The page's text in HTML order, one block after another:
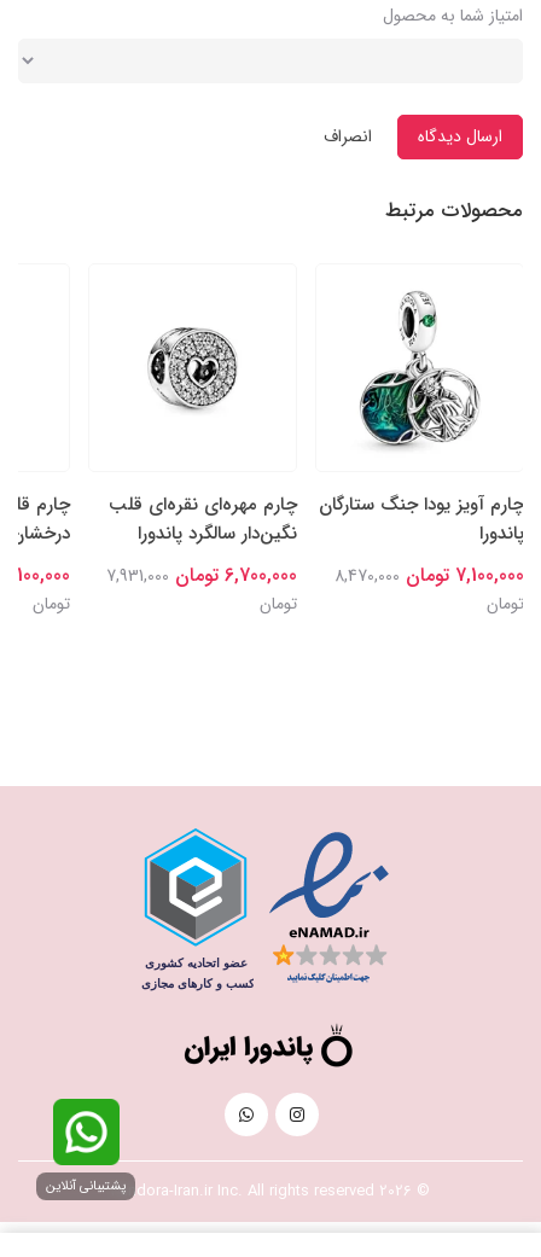
امتیاز شما به محصول
ارسال دیدگاه انصراف
محصولات مرتبط
چارم آویز یودا جنگ ستارگان
پاندورا
7,100,000 تومان
8,470,000
تومان
چارم مهره‌ای نقره‌ای قلب
نگین‌دار سالگرد پاندورا
6,700,000 تومان
7,931,000
تومان
چارم
درخشان
7,100,000 تومان
تومان
© 2026 Pandora-Iran.ir Inc. All rights reserved پشتیبانی آنلاین